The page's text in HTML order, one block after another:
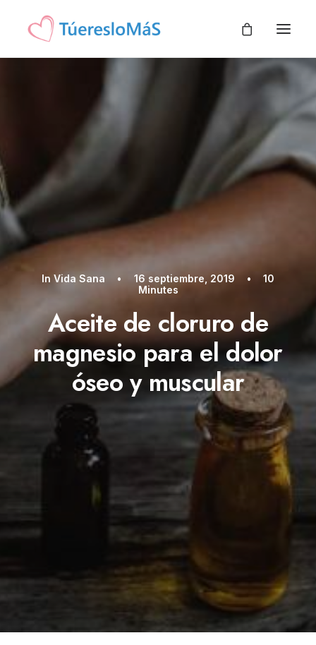
SOBRE NOSOTROS
InVida Sana • 16 septiembre, 2019 •
10
Minutes
Aceite de cloruro de
magnesio para el dolor
óseo y muscular